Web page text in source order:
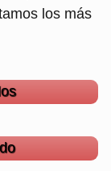
los más